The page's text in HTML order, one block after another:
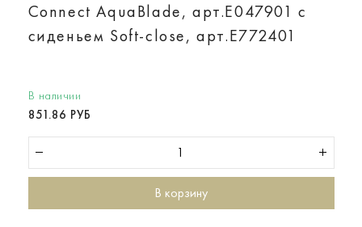
Connect AquaBlade, арт.E047901 с
сиденьем Soft-close, арт.E772401
В наличии
851.86 РУБ
В корзину